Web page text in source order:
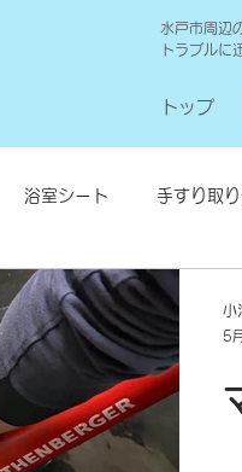
水戸市周辺
トラブルに
トップ
浴室シート 手すり取
消毒 給湯器交換
小
5